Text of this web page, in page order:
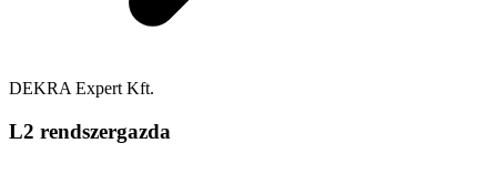
DEKRA Expert Kft.
L2 rendszergazda